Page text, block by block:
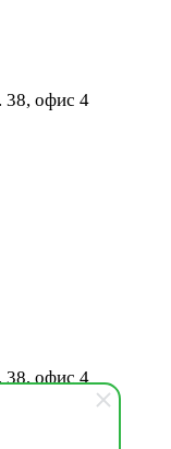
38, офис 4
38, офис 4